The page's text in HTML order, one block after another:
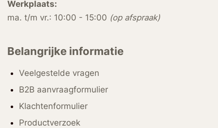
Werkplaats:
ma. t/m vr.: 10:00 - 15:00 (op afspraak)
Belangrijke informatie
Veelgestelde vragen
B2B aanvraagformulier
Klachtenformulier
Productverzoek